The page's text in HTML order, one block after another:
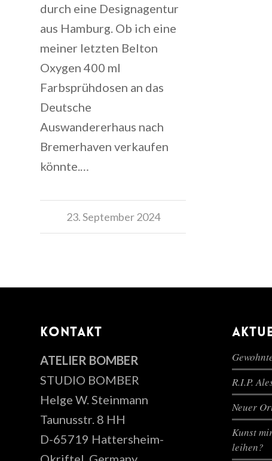
durch eine Designagentur
aus Hamburg. Ob ich eine
meiner letzten Belton
Oxygen 400 ml
Farbsprühdosen an das
Deutsche
Auswandererhaus nach
Bremerhaven verkaufen
könnte.…
23. September 2024
KONTAKT
ATELIER BOMBER
STUDIO BOMBER
Helge W. Steinmann
Taunusstr. 8 HH
D-65719 Hattersheim-
R.I.P.
Neuer
Kunst
leihen?